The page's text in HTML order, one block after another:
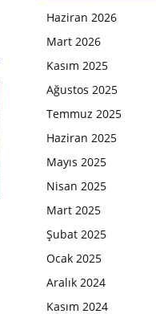
Haziran 2026
Mart 2026
Kasım 2025
Ağustos 2025
Temmuz 2025
Haziran 2025
Mayıs 2025
Nisan 2025
Mart 2025
Şubat 2025
Ocak 2025
Aralık 2024
Kasım 2024